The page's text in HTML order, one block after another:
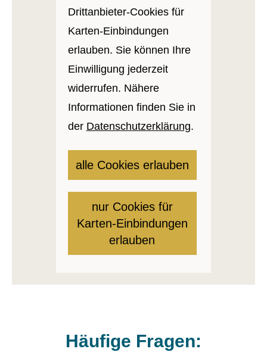
Drittanbieter-Cookies für
Karten-Einbindungen
erlauben. Sie können Ihre
Einwilligung jederzeit
widerrufen. Nähere
Informationen finden Sie in
der Datenschutzerklärung.
alle Cookies erlauben
nur Cookies für
Karten-Einbindungen
erlauben
Häufige Fragen: